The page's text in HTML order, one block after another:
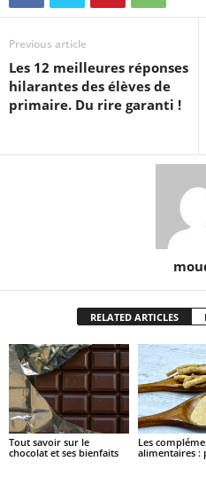
Previous article
Les 12 meilleures réponses
hilarantes des élèves de
primaire. Du rire garanti !
RELATED ARTICLES
Tout savoir sur le
chocolat et ses bienfaits
Les
alimentaires :